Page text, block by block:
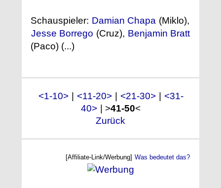
Schauspieler: Damian Chapa (Miklo),
Jesse Borrego (Cruz), Benjamin Bratt
(Paco) (...)
<1-10> <11-20> <21-30>
<31-
40> | >41-50<
Zurück
[Affiliate-Link/Werbung] Was bedeutet das?